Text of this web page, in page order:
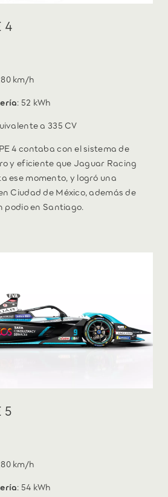
4
km/h
: 52 kWh
a 335 CV
4 contaba con el sistema de
y eficiente que Jaguar Racing
ese momento, y logró una
Ciudad de México, además de
podio en Santiago.
5
km/h
: 54 kWh